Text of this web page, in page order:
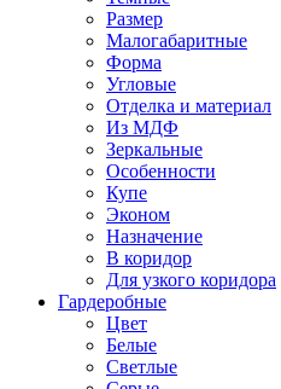
Размер
Малогабаритные
Форма
Угловые
Отделка и материал
Из МДФ
Зеркальные
Особенности
Купе
Эконом
Назначение
В коридор
Для узкого коридора
Гардеробные
Цвет
Белые
Светлые